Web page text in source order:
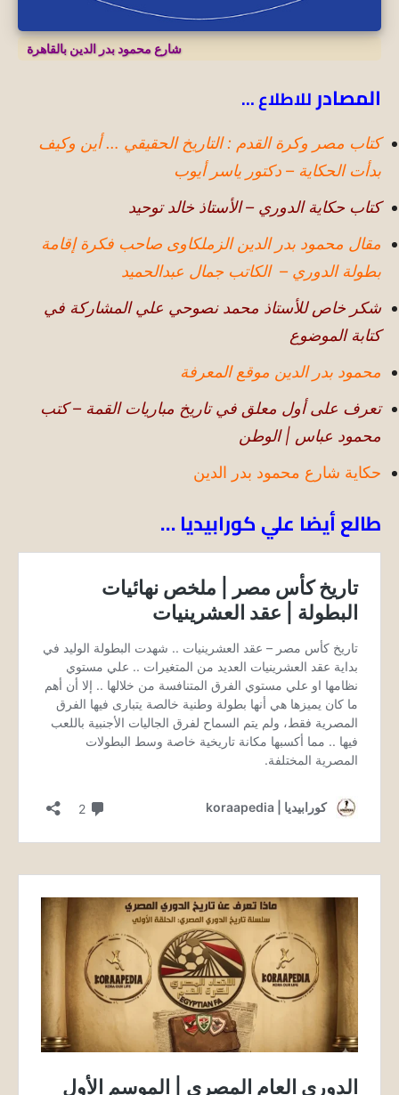
شارع محمود بدر الدين بالقاهرة
المصادرللاطلاع …
كتاب مصر وكرة القدم : التاريخ الحقيقي … أين وكيف
بدأت الحكاية – دكتور ياسر أيوب
كتاب حكاية الدوري – الأستاذ خالد توحيد
مقال محمود بدر الدين الزملكاوى صاحب فكرة إقامة
بطولة الدوري – الكاتب جمال عبدالحميد
شكر خاص للأستاذ محمد نصوحي علي المشاركة في
كتابة الموضوع
محمود بدر الدين موقع المعرفة
تعرف على أول معلق في تاريخ مباريات القمة – كتب
محمود عباس | الوطن
حكاية شارع محمود بدر الدين
طالع أيضا عليكورابيديا…